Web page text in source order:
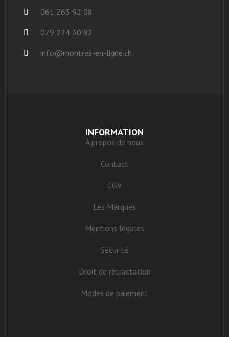
061 263 92 08
079 224 30 92
info@montres-en-ligne.ch
INFORMATION
À propos de nous
Contact
CGV
Les Marques
Mentions légales
Sécurité
Droit de rétractation
Modes de paiement